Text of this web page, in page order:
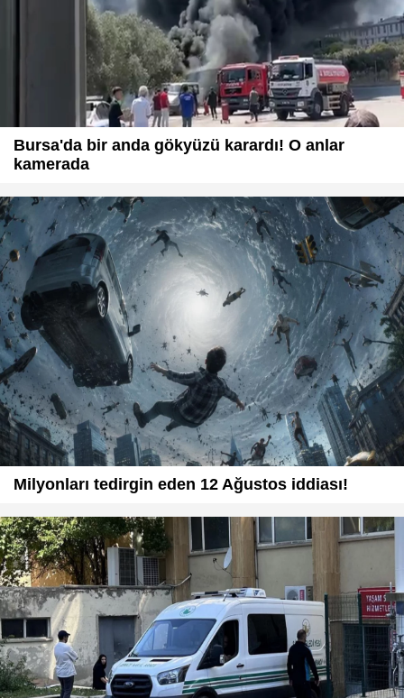
Bursa'da bir anda gökyüzü karardı! O anlar
kamerada
Milyonları tedirgin eden 12 Ağustos iddiası!